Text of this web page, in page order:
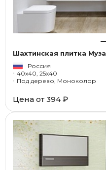
Шахтинская плитка Муза
Россия
40x40, 25x40
Под дерево, Моноколор
Цена от 394 ₽